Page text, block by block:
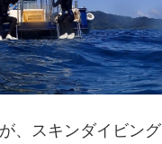
、スキンダイビン